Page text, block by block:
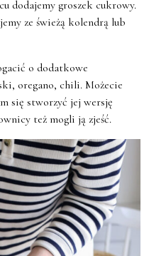
dodajemy groszek cukrowy.
ze świeżą kolendrą lub
o dodatkowe
oregano, chili. Możecie
się stworzyć jej wersję
też mogli ją zjeść.